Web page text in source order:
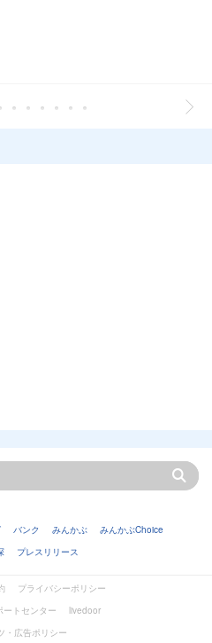
バンク みんかぶ
みんかぶChoice
プレスリリース
プライバシーポリシー
トセンター
livedoor
・広告ポリシー